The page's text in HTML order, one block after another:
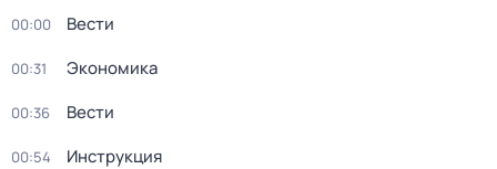
00:00 Вести
00:31 Экономика
00:36 Вести
00:54 Инструкция